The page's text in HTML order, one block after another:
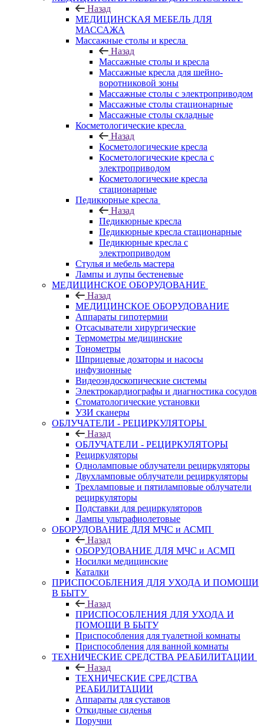
Назад
МЕДИЦИНСКАЯ МЕБЕЛЬ ДЛЯ
МАССАЖА
Массажные столы и кресла
Назад
Массажные столы и кресла
Массажные кресла для шейно-
воротниковой зоны
Массажные столы с электроприводом
Массажные столы стационарные
Массажные столы складные
Косметологические кресла
Назад
Косметологические кресла
Косметологические кресла с
электроприводом
Косметологические кресла
стационарные
Педикюрные кресла
Назад
Педикюрные кресла
Педикюрные кресла стационарные
Педикюрные кресла с
электроприводом
Стулья и мебель мастера
Лампы и лупы бестеневые
МЕДИЦИНСКОЕ ОБОРУДОВАНИЕ
Назад
МЕДИЦИНСКОЕ ОБОРУДОВАНИЕ
Аппараты гипотермии
Отсасыватели хирургические
Термометры медицинские
Тонометры
Шприцевые дозаторы и насосы
инфузионные
Видеоэндоскопические системы
Электрокардиографы и диагностика сосудов
Стоматологические установки
УЗИ сканеры
ОБЛУЧАТЕЛИ - РЕЦИРКУЛЯТОРЫ
Назад
ОБЛУЧАТЕЛИ - РЕЦИРКУЛЯТОРЫ
Рециркуляторы
Одноламповые облучатели рециркуляторы
Двухламповые облучатели рециркуляторы
Трехламповые и пятиламповые облучатели
рециркуляторы
Подставки для рециркуляторов
Лампы ультрафиолетовые
ОБОРУДОВАНИЕ ДЛЯ МЧС и АСМП
Назад
ОБОРУДОВАНИЕ ДЛЯ МЧС и АСМП
Носилки медицинские
Каталки
ПРИСПОСОБЛЕНИЯ ДЛЯ УХОДА И ПОМОЩИ
В БЫТУ
Назад
ПРИСПОСОБЛЕНИЯ ДЛЯ УХОДА И
ПОМОЩИ В БЫТУ
Приспособления для туалетной комнаты
Приспособления для ванной комнаты
ТЕХНИЧЕСКИЕ СРЕДСТВА РЕАБИЛИТАЦИИ
Назад
ТЕХНИЧЕСКИЕ СРЕДСТВА
РЕАБИЛИТАЦИИ
Аппараты для суставов
Откидные сиденья
Поручни